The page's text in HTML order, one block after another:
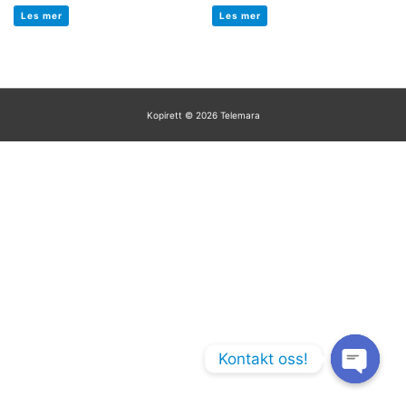
av
5
Les mer
av
5
Les mer
Kopirett © 2026 Telemara
Kontakt oss!
Open chaty